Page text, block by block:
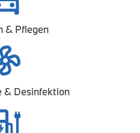
& Pflegen
& Desinfektion